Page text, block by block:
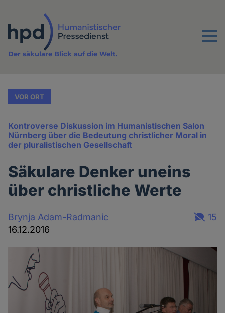
Inhalt
Menu
Der säkulare Blick auf die Welt.
VOR ORT
Kontroverse Diskussion im Humanistischen Salon
Nürnberg über die Bedeutung christlicher Moral in
der pluralistischen Gesellschaft
Säkulare Denker uneins
über christliche Werte
Brynja Adam-Radmanic
16.12.2016
15